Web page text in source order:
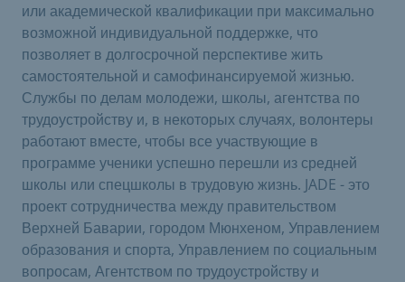
или академической квалификации при максимально
возможной индивидуальной поддержке, что
позволяет в долгосрочной перспективе жить
самостоятельной и самофинансируемой жизнью.
Службы по делам молодежи, школы, агентства по
трудоустройству и, в некоторых случаях, волонтеры
работают вместе, чтобы все участвующие в
программе ученики успешно перешли из средней
школы или спецшколы в трудовую жизнь. JADE - это
проект сотрудничества между правительством
Верхней Баварии, городом Мюнхеном, Управлением
образования и спорта, Управлением по социальным
вопросам, Агентством по трудоустройству и